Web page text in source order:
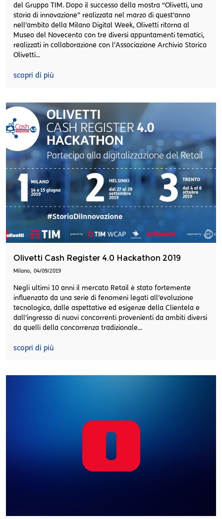
del Gruppo TIM. Dopo il successo della mostra “Olivetti, una
storia di innovazione” realizzata nel marzo di quest’anno
nell’ambito della Milano Digital Week, Olivetti ritorna al
Museo del Novecento con tre diversi appuntamenti tematici,
realizzati in collaborazione con l’Associazione Archivio Storico
Olivetti...
scopri di più
Olivetti Cash Register 4.0 Hackathon 2019
Milano, 04/09/2019
Negli ultimi 10 anni il mercato Retail è stato fortemente
influenzato da una serie di fenomeni legati all’evoluzione
tecnologica, dalle aspettative ed esigenze della Clientela e
dall’ingresso di nuovi concorrenti provenienti da ambiti diversi
da quelli della concorrenza tradizionale...
scopri di più